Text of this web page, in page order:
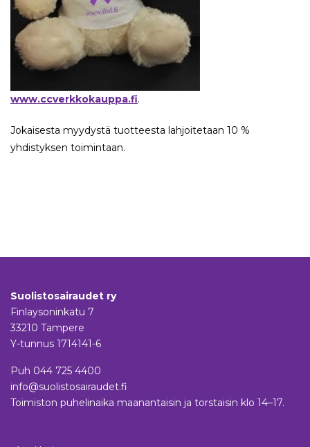
www.ccverkkokauppa.fi.
Jokaisesta myydystä tuotteesta lahjoitetaan 10 %
yhdistyksen toimintaan.
Suolistosairaudet ry
Finlaysoninkatu 7
33210 Tampere
Y-tunnus 1714141-6
Puh 044 725 4400
info@suolistosairaudet.fi
Toimiston puhelinaika maanantaisin ja torstaisin klo 14–17.